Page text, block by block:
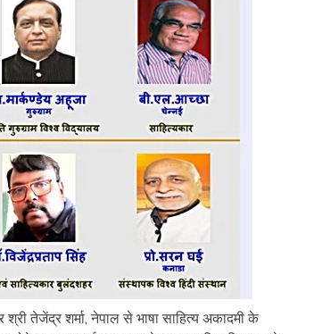
तेजेंद्र शर्मा, नेपाल से भाषा साहित्य अकादमी के